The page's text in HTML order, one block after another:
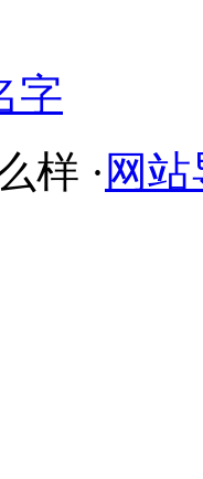
字
样 · 网